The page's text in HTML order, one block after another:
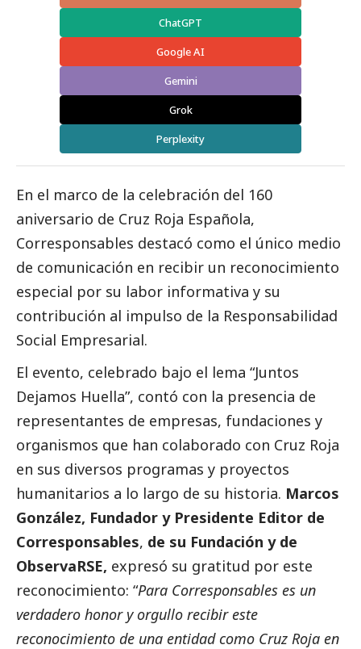
ChatGPT
Google AI
Gemini
Grok
Perplexity
En el marco de la celebración del 160
aniversario de Cruz Roja Española,
Corresponsables destacó como el único medio
de comunicación en recibir un reconocimiento
especial por su labor informativa y su
contribución al impulso de la Responsabilidad
Social Empresarial.
El evento, celebrado bajo el lema “Juntos
Dejamos Huella”, contó con la presencia de
representantes de empresas, fundaciones y
organismos que han colaborado con Cruz Roja
en sus diversos programas y proyectos
humanitarios a lo largo de su historia. Marcos
González, Fundador y Presidente Editor de
Corresponsables, de su Fundación y de
ObservaRSE, expresó su gratitud por este
reconocimiento: “Para Corresponsables es un
verdadero honor y orgullo recibir este
reconocimiento de una entidad como Cruz Roja en